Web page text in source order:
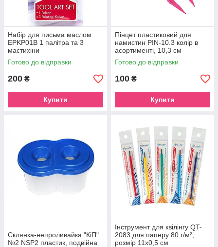
Набір для письма маслом
EPKP01B 1 палітра та 3
мастихіни
Готово до відправки
200 ₴
Купити
Пінцет пластиковий для
намистин PIN-10.3 колір в
асортименті, 10,3 см
Готово до відправки
100 ₴
Купити
Склянка-непроливайка "КіП"
№2 NSP2 пластик, подвійна
Інструмент для квілінгу QT-
2083 для паперу 80 г/м²,
розмір 11х0,5 см